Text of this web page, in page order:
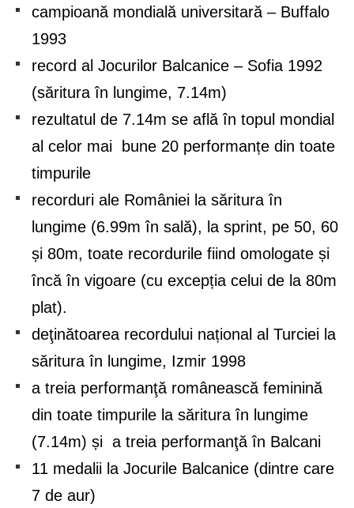
campioană mondială universitară – Buffalo
1993
record al Jocurilor Balcanice – Sofia 1992
(săritura în lungime, 7.14m)
rezultatul de 7.14m se află în topul mondial
al celor mai bune 20 performanțe din toate
timpurile
recorduri ale României la săritura în
lungime (6.99m în sală), la sprint, pe 50, 60
și 80m, toate recordurile fiind omologate și
încă în vigoare (cu excepția celui de la 80m
plat).
deţinătoarea recordului național al Turciei la
săritura în lungime, Izmir 1998
a treia performanţă românească feminină
din toate timpurile la săritura în lungime
(7.14m) și a treia performanţă în Balcani
11 medalii la Jocurile Balcanice (dintre care
7 de aur)